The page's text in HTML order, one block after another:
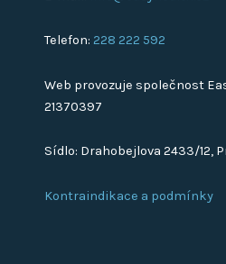
Telefon:228 222 592
Web provozuje společnost
21370397
Sídlo: Drahobejlova 2433/12,
Kontraindikace a podmínky